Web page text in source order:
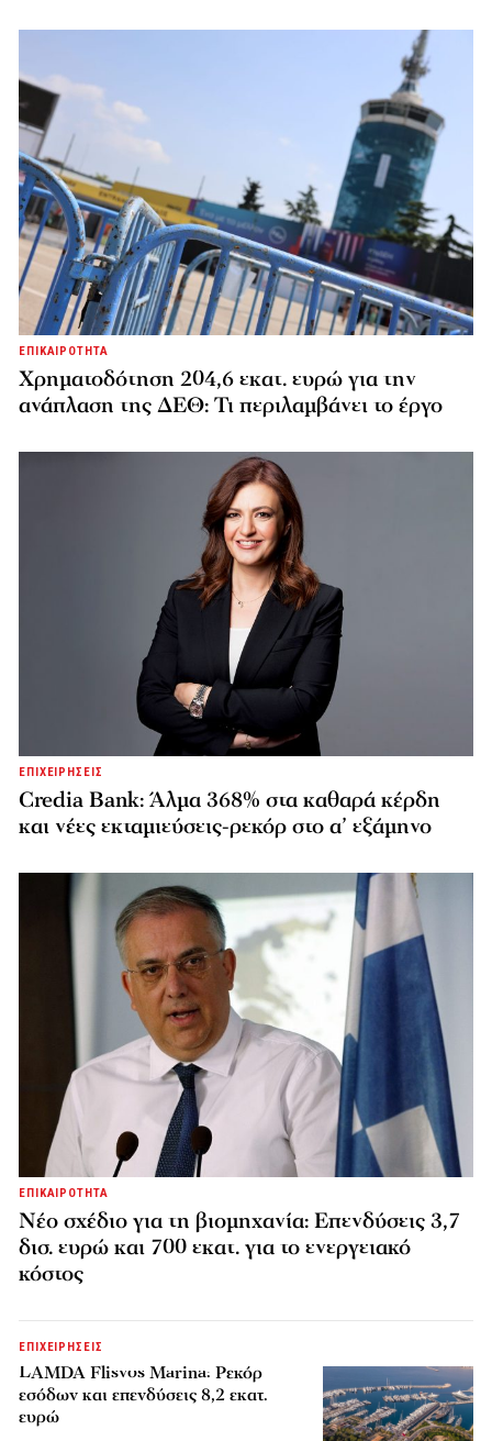
ΕΠΙΚΑΙΡΟΤΗΤΑ
Χρηματοδότηση 204,6 εκατ. ευρώ για την
ανάπλαση της ΔΕΘ: Τι περιλαμβάνει το έργο
ΕΠΙΧΕΙΡΗΣΕΙΣ
Credia Bank: Άλμα 368% στα καθαρά κέρδη
και νέες εκταμιεύσεις-ρεκόρ στο α’ εξάμηνο
ΕΠΙΚΑΙΡΟΤΗΤΑ
Νέο σχέδιο για τη βιομηχανία: Επενδύσεις 3,7
δισ. ευρώ και 700 εκατ. για το ενεργειακό
κόστος
ΕΠΙΧΕΙΡΗΣΕΙΣ
LAMDA Flisvos Marina: Ρεκόρ
εσόδων και επενδύσεις 8,2 εκατ.
ευρώ